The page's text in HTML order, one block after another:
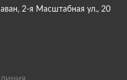
2-я Масштабная ул., 20